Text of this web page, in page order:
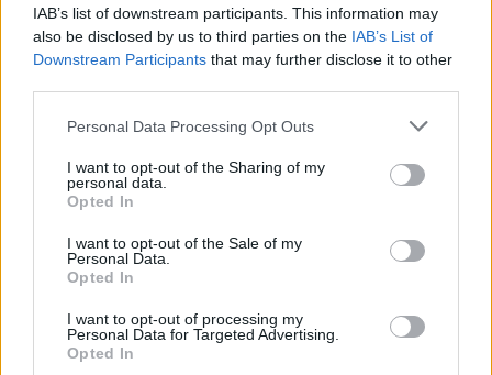
IAB’s list of downstream participants. This information may
also be disclosed by us to third parties on the IAB’s List of
Downstream Participants that may further disclose it to other
Please note that this website/app uses one or more Google
not limited to your visit or usage behaviour. You may click to
grant or deny consent to Google and its third-party tags to
use your data for below specified purposes in below Google
consent section.
Personal Data Processing Opt Outs
I want to opt-out of the Sharing of my
personal data.
Opted In
I want to opt-out of the Sale of my
Personal Data.
Opted In
I want to opt-out of processing my
Personal Data for Targeted Advertising.
Opted In
A nő és gyerekei zöld bikinifelsőt és
strandkendőt kötöttek a New Jersey-i
Vénuszra. "Azt hiszem, sokkal inkább
tárgyiasítottá és szexuálisabbá vált, miután
rákerült a bikini" - fogalmazott Elisa
A szobor sorsa azóta megpecsételődött, az
helyéről"
Szobrászat